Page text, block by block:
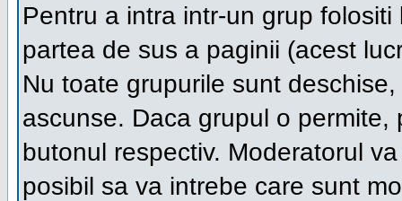
Pentru a intra intr-un grup
partea de sus a paginii (acest
Nu toate grupurile sunt
ascunse. Daca grupul o
butonul respectiv. Moderatorul
posibil sa va intrebe care sunt